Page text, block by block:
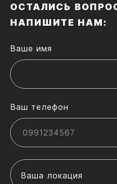
ОСТАЛИСЬ
НАПИШИТЕ НАМ:
Ваше имя
Ваш телефон
Ваша локация